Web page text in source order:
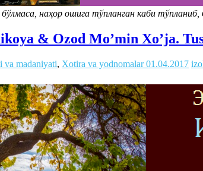
наҳор ошига тўпланган каби
& Ozod Mo’min Xo’ja.
va madaniyati, Xotira va yodnomalar 01.04.2017